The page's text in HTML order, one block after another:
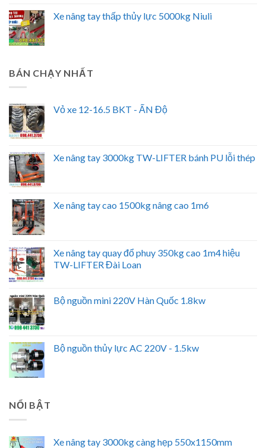
Xe nâng tay thấp thủy lực 5000kg Niuli
BÁN CHẠY NHẤT
Vỏ xe 12-16.5 BKT - ẤN Độ
Xe nâng tay 3000kg TW-LIFTER bánh PU lỗi thép
Xe nâng tay cao 1500kg nâng cao 1m6
Xe nâng tay quay đổ phuy 350kg cao 1m4 hiệu
TW-LIFTER Đài Loan
Bộ nguồn mini 220V Hàn Quốc 1.8kw
Bộ nguồn thủy lực AC 220V - 1.5kw
NỔI BẬT
Xe nâng tay 3000kg càng hẹp 550x1150mm